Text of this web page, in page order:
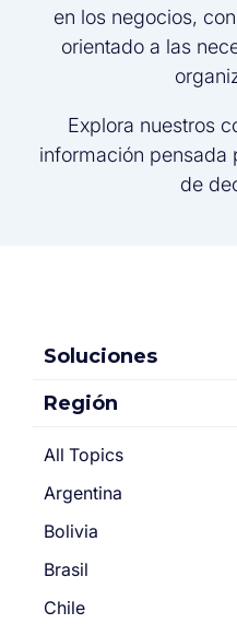
en los negocios,
orientado a las
Explora nuestros
información pensada
de
Soluciones
Región
All Topics
Argentina
Bolivia
Brasil
Chile